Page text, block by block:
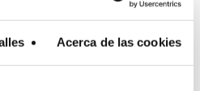
Acerca de las cookies
defomentar la
mantenerse